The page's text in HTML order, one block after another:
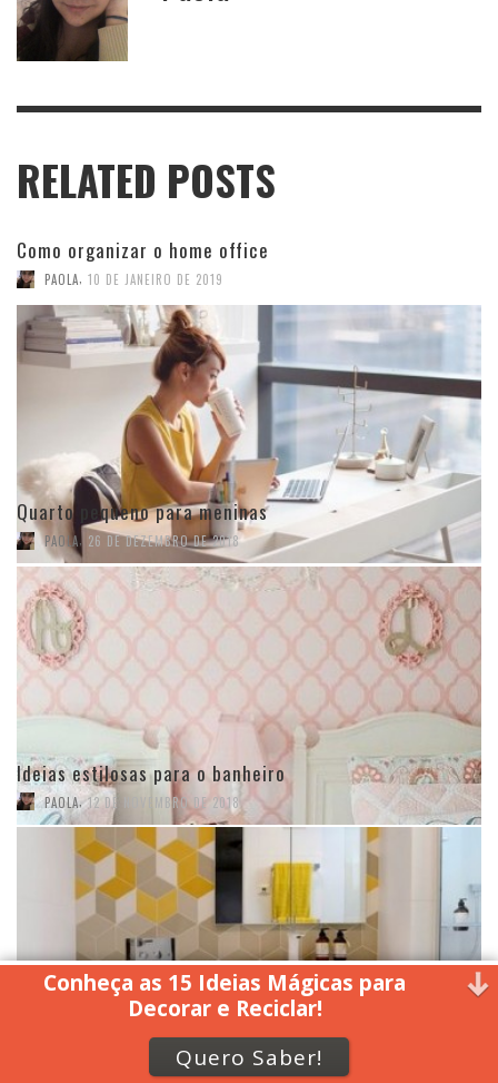
RELATED POSTS
Como organizar o home office
PAOLA 10 DE JANEIRO DE 2019
Quarto pequeno para meninas
PAOLA, 26 DE DEZEMBRO DE 2018
Ideias estilosas para o banheiro
PAOLA, 12 DE NOVEMBRO DE 2018
Conheça as 15 Ideias Mágicas para
Decorar e Reciclar!
Quero Saber!